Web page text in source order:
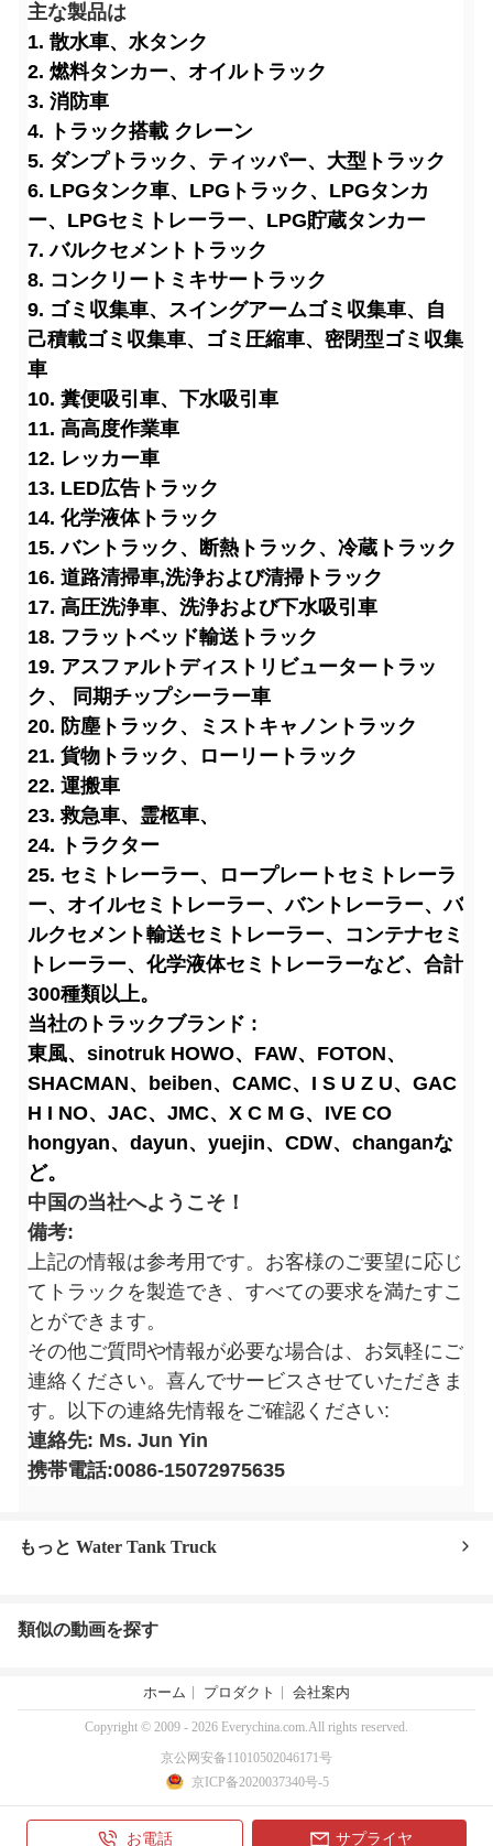
主な製品は
1. 散水車、水タンク
2. 燃料タンカー、オイルトラック
3. 消防車
4. トラック搭載 クレーン
5. ダンプトラック、ティッパー、大型トラック
6. LPGタンク車、LPGトラック、LPGタンカ
ー、LPGセミトレーラー、LPG貯蔵タンカー
7. バルクセメントトラック
8. コンクリートミキサートラック
9. ゴミ収集車、スイングアームゴミ収集車、自
己積載ゴミ収集車、ゴミ圧縮車、密閉型ゴミ収集
車
10. 糞便吸引車、下水吸引車
11. 高高度作業車
12. レッカー車
13. LED広告トラック
14. 化学液体トラック
15. バントラック、断熱トラック、冷蔵トラック
16. 道路清掃車,洗浄および清掃トラック
17. 高圧洗浄車、洗浄および下水吸引車
18. フラットベッド輸送トラック
19. アスファルトディストリビュータートラッ
ク、 同期チップシーラー車
20. 防塵トラック、ミストキャノントラック
21. 貨物トラック、ローリートラック
22. 運搬車
23. 救急車、霊柩車、
24. トラクター
25. セミトレーラー、ロープレートセミトレーラ
ー、オイルセミトレーラー、バントレーラー、バ
ルクセメント輸送セミトレーラー、コンテナセミ
トレーラー、化学液体セミトレーラーなど、合計
300種類以上。
当社のトラックブランド :
東風、sinotruk HOWO、FAW、FOTON、
SHACMAN、beiben、CAMC、I S U Z U、GAC
H I NO、JAC、JMC、X C M G、IVE CO
hongyan、dayun、yuejin、CDW、changanな
ど。
中国の当社へようこそ！
備考:
上記の情報は参考用です。お客様のご要望に応じ
てトラックを製造でき、すべての要求を満たすこ
とができます。
その他ご質問や情報が必要な場合は、お気軽にご
連絡ください。喜んでサービスさせていただきま
す。以下の連絡先情報をご確認ください:
連絡先: Ms. Jun Yin
携帯電話:0086-15072975635
もっと Water Tank Truck
類似の動画を探す
お電話 サプライヤ
ホーム プロダクト 会社案内
Copyright © 2009 - 2026 Everychina.com.All rights reserved.
京公网安备11010502046171号
京ICP备2020037340号-5